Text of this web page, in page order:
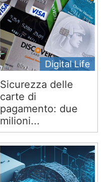
Digital Life
Sicurezza delle
carte di
pagamento: due
milioni...